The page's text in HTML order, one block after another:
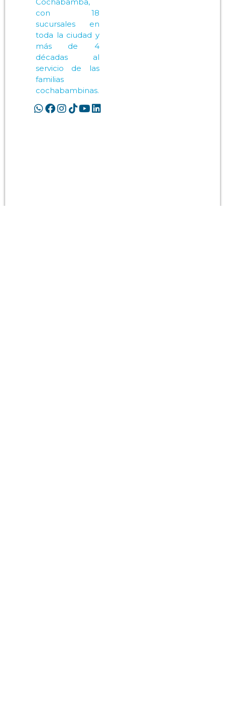
con 18
sucursales en
toda la ciudad y
más de 4
décadas al
servicio de las
familias
cochabambinas.